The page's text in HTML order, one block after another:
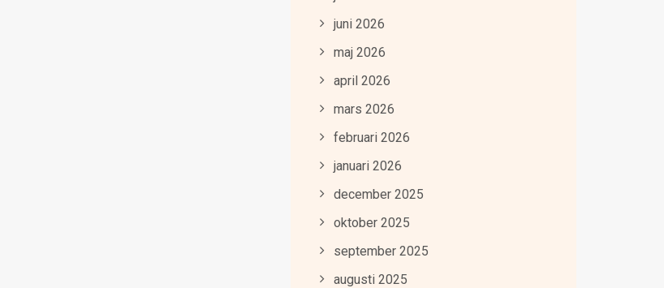
juni 2026
maj 2026
april 2026
mars 2026
februari 2026
januari 2026
december 2025
oktober 2025
september 2025
augusti 2025